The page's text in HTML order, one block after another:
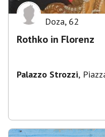
Doza, 62
Rothko in Florenz
Palazzo Strozzi,